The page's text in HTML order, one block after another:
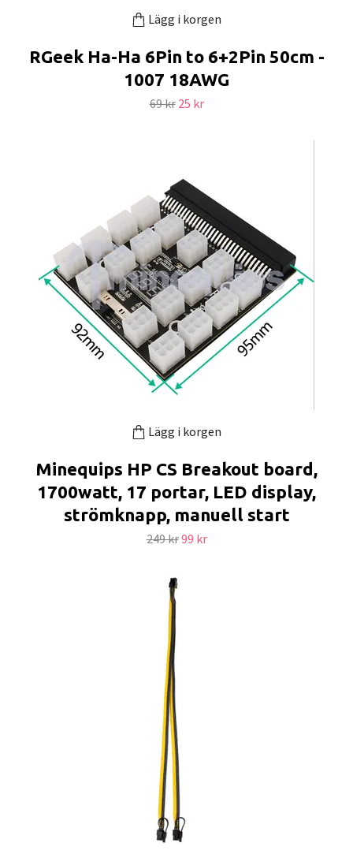
Lägg i korgen
RGeek Ha-Ha 6Pin to 6+2Pin 50cm -
1007 18AWG
69 kr 25 kr
Lägg i korgen
Minequips HP CS Breakout board,
1700watt, 17 portar, LED display,
strömknapp, manuell start
249 kr99 kr